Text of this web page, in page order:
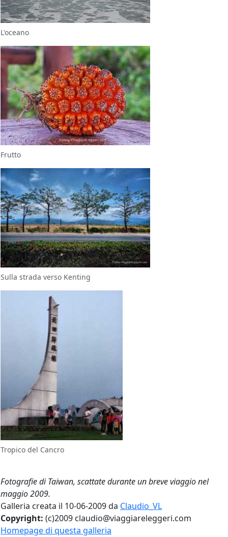
L'oceano
Frutto
Sulla strada verso Kenting
Tropico del Cancro
Fotografie di Taiwan, scattate durante un breve viaggio nel
maggio 2009.
Galleria creata il 10-06-2009 da Claudio_VL
Copyright: (c)2009 claudio@viaggiareleggeri.com
Homepage di questa galleria